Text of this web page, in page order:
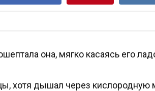
она, мягко касаясь его
хотя дышал через кислородную